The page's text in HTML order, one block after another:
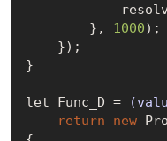
        },
1000);
}
let Func_D =
return
new